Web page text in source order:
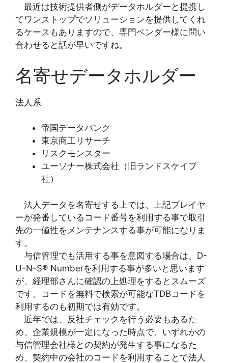
最近は技術提供者側がデータホルダーと提携し
てワンストップでソリューションを提供してくれ
るケースもありますので、専門ベンダー様に問い
合わせると話が早いですね。
名寄せデータホルダー
法人系
帝国データバンク
東京商工リサーチ
リスクモンスター
ユーソナー株式会社（旧ランドスケイプ
社）
法人データを名寄せする上では、上記プレイヤ
ーが発番しているコード番号を利用する事で取引
先の一値性をメンテナンスする事が可能になりま
す。
与信管理でも活用する事を意図する場合は、D-
U-N-S® Numberを利用する事が多いと思います
が、経理部さんに確認の上処理をするとスムーズ
です。コードを無料で検索が可能なTDBコードを
利用するのも初期では有効です。
近年では、反社チェックを行う必要もあるた
め、企業規模が一定になった時点で、いずれかの
与信管理会社様との契約が発生する事になるた
め、契約中の会社のコードを利用することで法人